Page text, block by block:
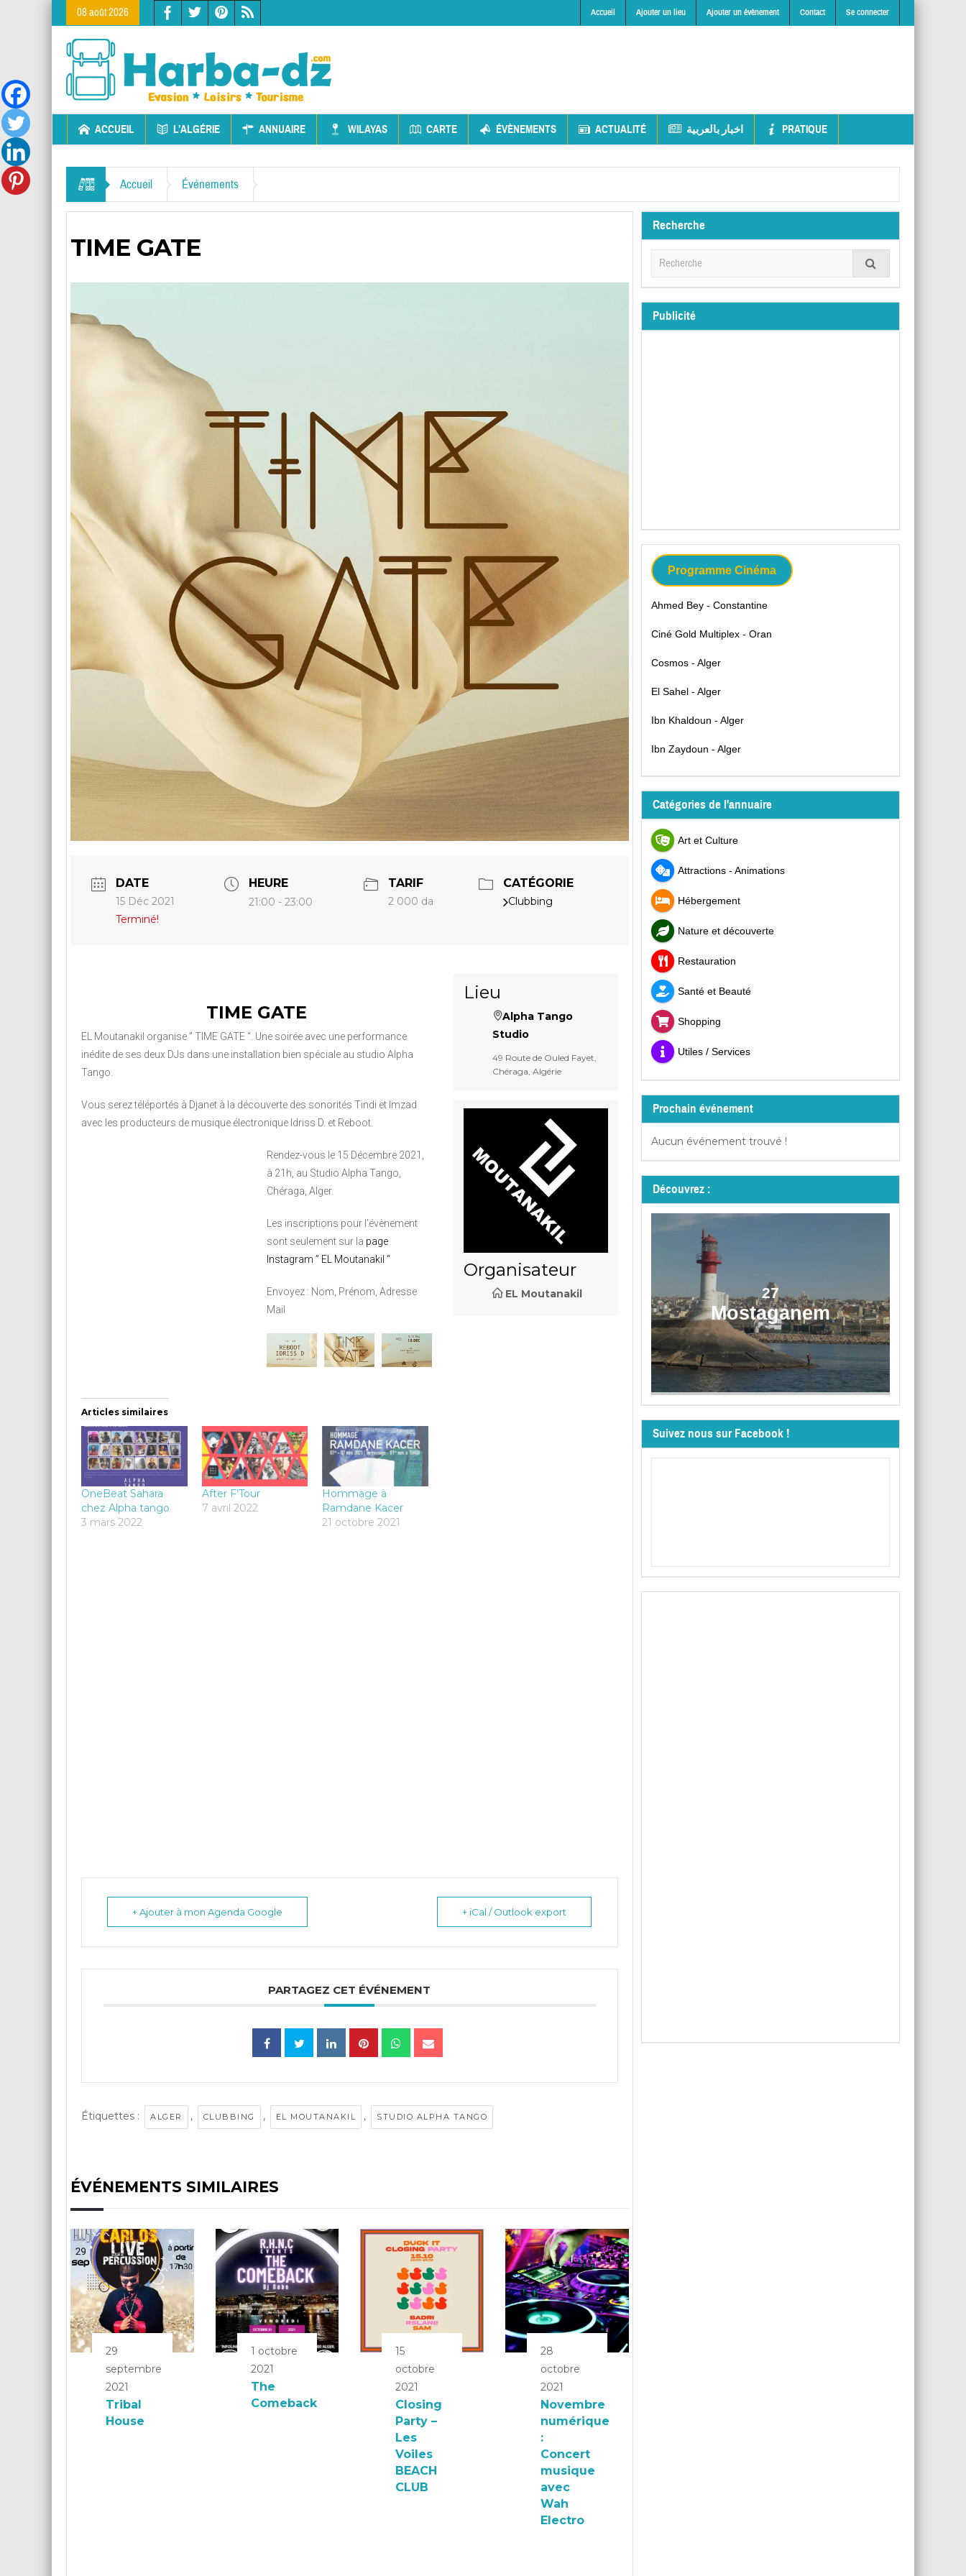
08 août 2026 Accueil Ajouter un lieu Ajouter un évènement Contact Se connecter
ACCUEIL L’ALGÉRIE ANNUAIRE WILAYAS CARTE ÉVÈNEMENTS ACTUALITÉ اخبار بالعربية PRATIQUE
Accueil Événements
TIME GATE
DATE
15 Déc 2021
Terminé!
HEURE
21:00 - 23:00
TARIF
2 000 da
CATÉGORIE
Clubbing
TIME GATE
EL Moutanakil organise ” TIME GATE “. Une soirée avec une performance
inédite de ses deux DJs dans une installation bien spéciale au studio Alpha
Tango.
Vous serez téléportés à Djanet à la découverte des sonorités Tindi et Imzad
avec les producteurs de musique électronique Idriss D. et Reboot.
Rendez-vous le 15 Décembre 2021,
à 21h, au Studio Alpha Tango,
Chéraga, Alger.
Les inscriptions pour l’évènement
sont seulement sur la page
Instagram ” EL Moutanakil “
Envoyez : Nom, Prénom, Adresse
Mail
Articles similaires
OneBeat Sahara
chez Alpha tango
3 mars 2022
After F’Tour
7 avril 2022
Hommage à
Ramdane Kacer
21 octobre 2021
Lieu
Alpha Tango
Studio
49 Route de Ouled Fayet,
Chéraga, Algérie
Organisateur
EL Moutanakil
+ Ajouter à mon Agenda Google + iCal / Outlook export
PARTAGEZ CET ÉVÉNEMENT
Étiquettes : ALGER , CLUBBING , EL MOUTANAKIL , STUDIO ALPHA TANGO
ÉVÉNEMENTS SIMILAIRES
29
septembre
2021
Tribal
House
1 octobre
2021
The
Comeback
15
octobre
2021
Closing
Party –
Les
Voiles
BEACH
CLUB
28
octobre
2021
Novembre
numérique
:
Concert
musique
avec
Wah
Electro
Recherche
Publicité
Programme Cinéma
Ahmed Bey - Constantine
Ciné Gold Multiplex - Oran
Cosmos - Alger
El Sahel - Alger
Ibn Khaldoun - Alger
Ibn Zaydoun - Alger
Catégories de l'annuaire
Art et Culture
Attractions - Animations
Hébergement
Nature et découverte
Restauration
Santé et Beauté
Shopping
Utiles / Services
Prochain événement
Aucun événement trouvé !
Découvrez :
27
Mostaganem
Suivez nous sur Facebook !